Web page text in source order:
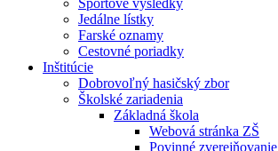
Športové výsledky
Jedálne lístky
Farské oznamy
Cestovné poriadky
Inštitúcie
Dobrovoľný hasičský zbor
Školské zariadenia
Základná škola
Webová stránka ZŠ
Povinné zverejňovanie